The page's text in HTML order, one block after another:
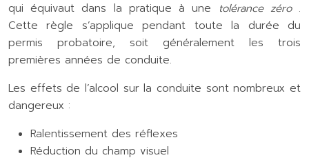
qui équivaut dans la pratique à une
tolérance zéro .
Cette règle s’applique pendant toute la durée du
permis probatoire, soit généralement les trois
premières années de conduite.
Les effets de l’alcool sur la conduite sont nombreux et
dangereux :
Ralentissement des réflexes
Réduction du champ visuel